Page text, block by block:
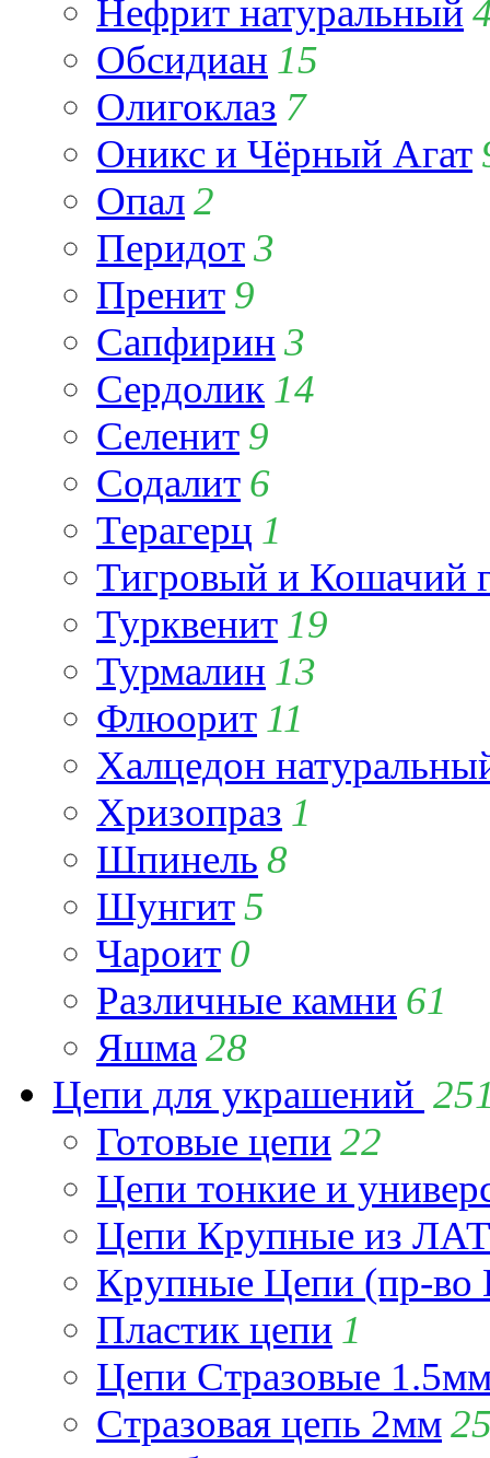
Нефрит натуральный
Обсидиан 15
Олигоклаз 7
Оникс и Чёрный Агат
Опал2
Перидот3
Пренит 9
Сапфирин 3
Сердолик 14
Селенит 9
Содалит 6
Терагерц 1
Тигровый и Кошачий
Турквенит 19
Турмалин 13
Флюорит 11
Халцедон
Хризопраз 1
Шпинель 8
Шунгит5
Чароит 0
Различные камни 61
Яшма 28
Цепи для украшений
Готовые цепи 22
Цепи тонкие и
Цепи Крупные из
Крупные Цепи (пр-во
Пластик цепи 1
Цепи Стразовые
Стразовая цепь 2мм